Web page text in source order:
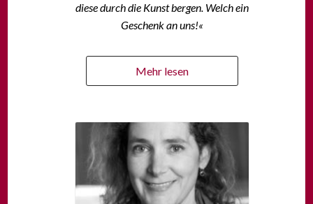
diese durch die Kunst bergen. Welch ein
Geschenk an uns!«
Mehr lesen